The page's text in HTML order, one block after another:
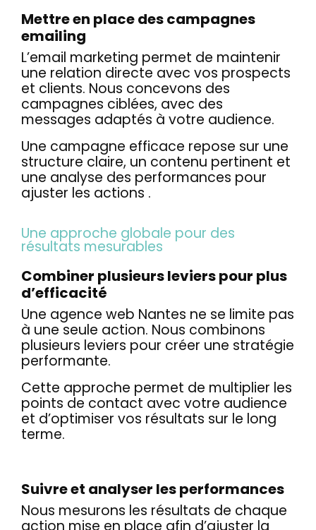
Mettre en place des campagnes
emailing
L’email marketing permet de maintenir
une relation directe avec vos prospects
et clients. Nous concevons des
campagnes ciblées, avec des
messages adaptés à votre audience.
Une campagne efficace repose sur une
structure claire, un contenu pertinent et
une analyse des performances pour
ajuster les actions .
Une approche globale pour des
résultats mesurables
Combiner plusieurs leviers pour plus
d’efficacité
Une agence web Nantes ne se limite pas
à une seule action. Nous combinons
plusieurs leviers pour créer une stratégie
performante.
Cette approche permet de multiplier les
points de contact avec votre audience
et d’optimiser vos résultats sur le long
terme.
Suivre et analyser les performances
Nous mesurons les résultats de chaque
action mise en place afin d’ajuster la